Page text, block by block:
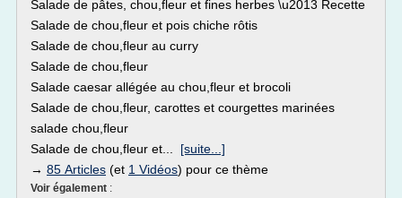
Salade de pâtes, chou,fleur et fines herbes \u2013 Recette
Salade de chou,fleur et pois chiche rôtis
Salade de chou,fleur au curry
Salade de chou,fleur
Salade caesar allégée au chou,fleur et brocoli
Salade de chou,fleur, carottes et courgettes marinées
salade chou,fleur
Salade de chou,fleur et... [suite...]
→ 85 Articles (et 1 Vidéos) pour ce thème
Voir également :